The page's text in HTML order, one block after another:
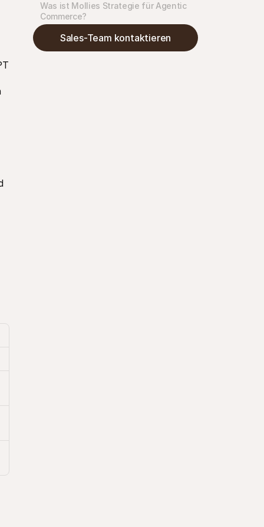
Was ist Mollies Strategie für Agentic
Commerce?
Sales-Team kontaktieren